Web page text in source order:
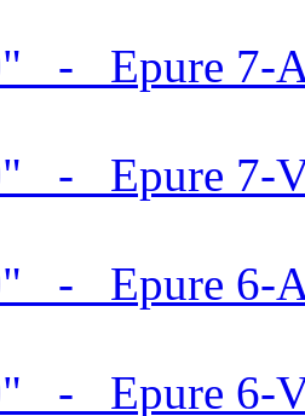
- Epure 7-
- Epure 7-
- Epure 6-
- Epure 6-